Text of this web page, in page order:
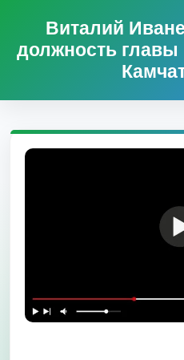
Виталий
должность главы